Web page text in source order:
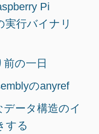
Pi
実行バイナリ
の一日
のanyref
データ構造のイ
する